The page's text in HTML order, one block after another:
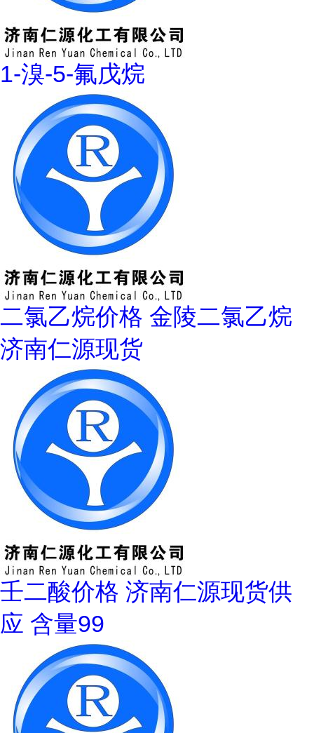
1-溴-5-氟戊烷
二氯乙烷价格 金陵二氯乙烷
济南仁源现货
壬二酸价格 济南仁源现货供
应 含量99